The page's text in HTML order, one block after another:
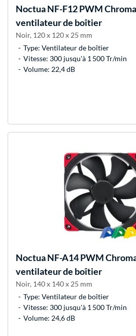
NoctuaNF-F12 PWM
ventilateur de boîtier
Noir, 120 x 120 x 25 mm
Type: Ventilateur de boîtier
Vitesse: 300 jusqu'à 1 500 Tr/min
Volume: 22,4 dB
NoctuaNF-A14 PWM
ventilateur de boîtier
Noir, 140 x 140 x 25 mm
Type: Ventilateur de boîtier
Vitesse: 300 jusqu'à 1 500 Tr/min
Volume: 24,6 dB